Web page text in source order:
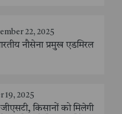
22, 2025
नौसेना प्रमुख एडमिरल
19, 2025
जीएसटी, किसानों को मिलेगी